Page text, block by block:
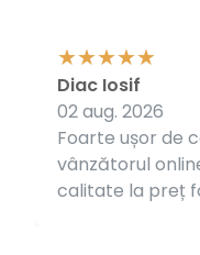
Foarte ușor de
vânzătorul
calitate la preț
Diac Iosif
02 aug. 2026